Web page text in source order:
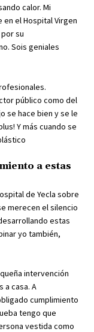
calor. Mi
el Hospital Virgen
su
Sois geniales
público como del
se hace bien y se le
Y más cuando se
a estas
de Yecla sobre
merecen el silencio
estas
yo también,
intervención
a casa. A
cumplimiento
tengo que
vestida como